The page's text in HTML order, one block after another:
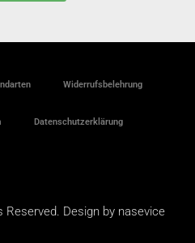
Widerrufsbelehrung
Datenschutzerklärung
Design by nasevice